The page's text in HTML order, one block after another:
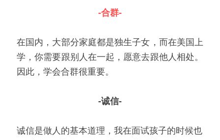
-合群-
在国内，大部分家庭都是独生子女，而在美国上
学，你需要跟别人在一起，愿意去跟他人相处。
因此，学会合群很重要。
-诚信-
诚信是做人的基本道理，我在面试孩子的时候也